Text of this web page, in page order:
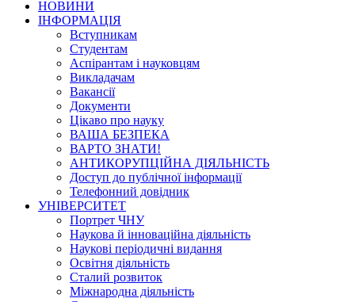
НОВИНИ
ІНФОРМАЦІЯ
Вступникам
Студентам
Аспірантам і науковцям
Викладачам
Вакансії
Документи
Цікаво про науку
ВАША БЕЗПЕКА
ВАРТО ЗНАТИ!
АНТИКОРУПЦІЙНА ДІЯЛЬНІСТЬ
Доступ до публічної інформації
Телефонний довідник
УНІВЕРСИТЕТ
Портрет ЧНУ
Наукова й інноваційна діяльність
Наукові періодичні видання
Освітня діяльність
Сталий розвиток
Міжнародна діяльність